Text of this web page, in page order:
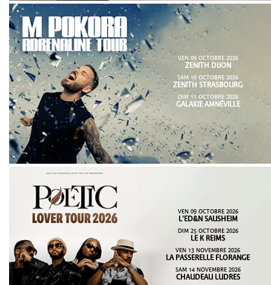
VEN 09 OCTOBRE 2026
ZENITH DIJON
SAM 10 OCTOBRE 2026
ZENITH STRASBOURG
DIM 11 OCTOBRE 2026
GALAXIE AMNÉVILLE
VEN 09 OCTOBRE 2026
L'ED&N SAUSHEIM
DIM 25 OCTOBRE 2026
LE K REIMS
VEN 13 NOVEMBRE 2026
LA PASSERELLE FLORANGE
SAM 14 NOVEMBRE 2026
CHAUDEAU LUDRES